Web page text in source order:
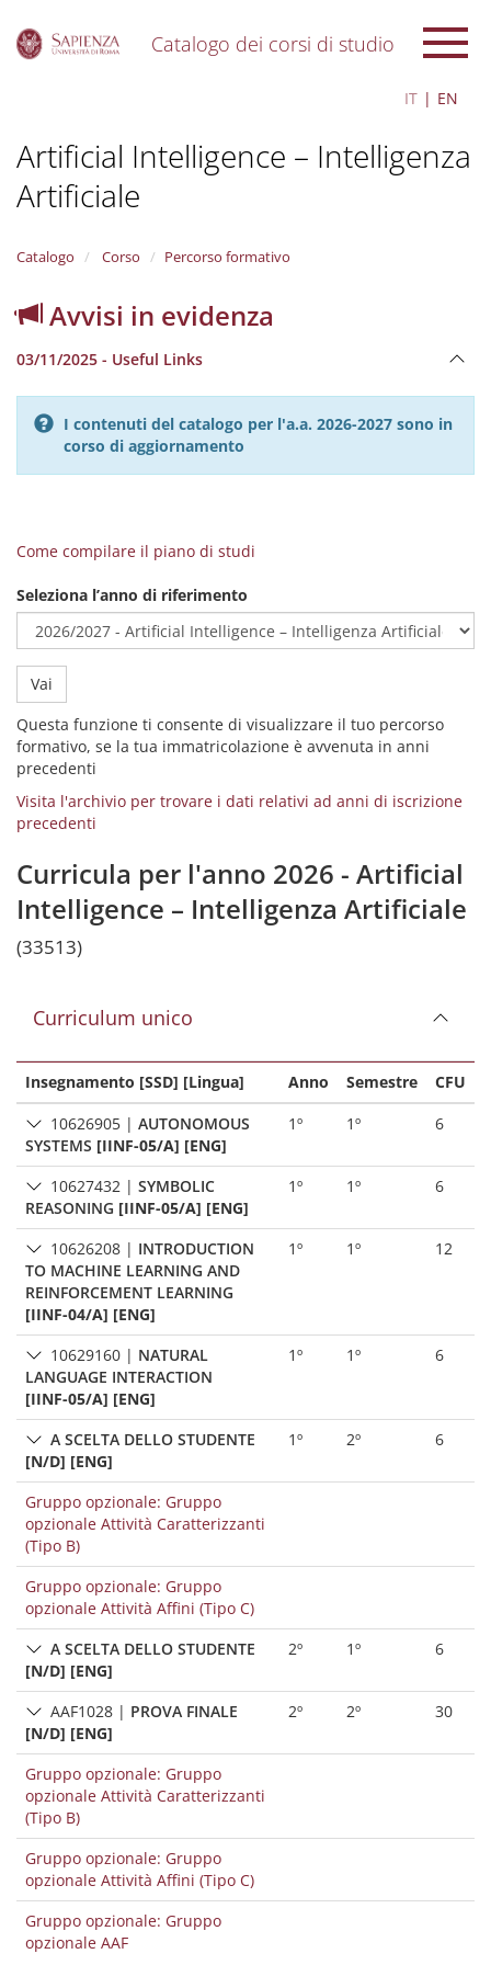
Catalogo dei corsi di studio
IT EN
Artificial Intelligence – Intelligenza
Artificiale
Catalogo Corso Percorso formativo
Avvisi in evidenza
03/11/2025 - Useful Links
I contenuti del catalogo per l'a.a. 2026-2027 sono in
corso di aggiornamento
Come compilare il piano di studi
Seleziona l’anno di riferimento
Vai
Questa funzione ti consente di visualizzare il tuo percorso
formativo, se la tua immatricolazione è avvenuta in anni
precedenti
Visita l'archivio per trovare i dati relativi ad anni di iscrizione
precedenti
Curricula per l'anno 2026 - Artificial
Intelligence – Intelligenza Artificiale
(33513)
Curriculum unico
Insegnamento [SSD] [Lingua] Anno Semestre
CFU
10626905 | AUTONOMOUS
SYSTEMS [IINF-05/A] [ENG]
1º 1º 6
10627432 | SYMBOLIC
REASONING [IINF-05/A] [ENG]
1º 1º 6
10626208 | INTRODUCTION
TO MACHINE LEARNING AND
REINFORCEMENT LEARNING
[IINF-04/A] [ENG]
1º 1º 12
10629160 | NATURAL
LANGUAGE INTERACTION
[IINF-05/A] [ENG]
1º 1º 6
A SCELTA DELLO STUDENTE
[N/D] [ENG]
1º 2º 6
Gruppo opzionale: Gruppo
opzionale Attività Caratterizzanti
(Tipo B)
Gruppo opzionale: Gruppo
opzionale Attività Affini (Tipo C)
A SCELTA DELLO STUDENTE
[N/D] [ENG]
2º 1º 6
AAF1028 | PROVA FINALE
[N/D] [ENG]
2º 2º 30
Gruppo opzionale: Gruppo
opzionale Attività Caratterizzanti
(Tipo B)
Gruppo opzionale: Gruppo
opzionale Attività Affini (Tipo C)
Gruppo opzionale: Gruppo
opzionale AAF